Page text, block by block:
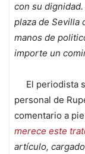
con su
plaza de Sevilla
manos de
importe un
El periodista
personal de
comentario a
merece este
artículo,